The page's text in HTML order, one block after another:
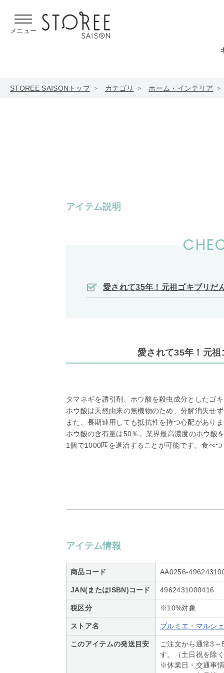
メニュー
STOREE SAISONトップ カテゴリ ホーム・インテリア
アイテム説明
愛されて35年！元祖ゴキブリだ
愛されて35年！元
タマネギを誘引剤、ホウ酸を殺虫成分としたゴ
ホウ酸は天然由来の無機物のため、分解消失せ
また、長期連用しても抵抗性を持つ心配があり
ホウ酸の含有量は50％。業界最高濃度のホウ酸
1個で1000匹を退治することが可能です。食べ
アイテム情報
商品コード AA0256-
JAN(またはISBN)コード 4962431000416
税区分 ※10%対象
ストア名 プルミエ・マルシェ
このアイテムの発送目安
ご注文から通常3
す。（土日祝を除
※休業日・交通事